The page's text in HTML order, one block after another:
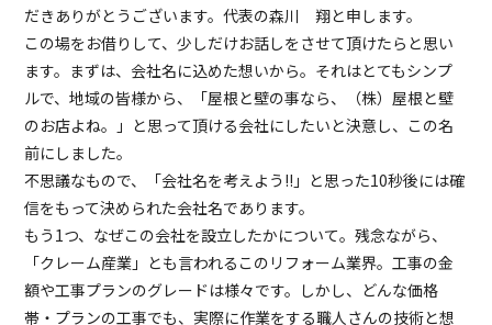
だきありがとうございます。代表の森川 翔と申します。
この場をお借りして、少しだけお話しをさせて頂けたらと思い
ます。まずは、会社名に込めた想いから。それはとてもシンプ
ルで、地域の皆様から、「屋根と壁の事なら、（株）屋根と壁
のお店よね。」と思って頂ける会社にしたいと決意し、この名
前にしました。
不思議なもので、「会社名を考えよう!!」と思った10秒後には確
信をもって決められた会社名であります。
もう1つ、なぜこの会社を設立したかについて。残念ながら、
「クレーム産業」とも言われるこのリフォーム業界。工事の金
額や工事プランのグレードは様々です。しかし、どんな価格
帯・プランの工事でも、実際に作業をする職人さんの技術と想